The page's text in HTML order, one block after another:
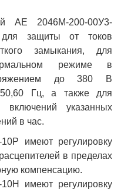
АЕ 2046М-200-00У3-
для защиты от токов
замыкания, для
режиме в
до 380 В
50,60 Гц, а также для
указанных
в час.
имеют регулировку
в пределах
компенсацию.
имеют регулировку